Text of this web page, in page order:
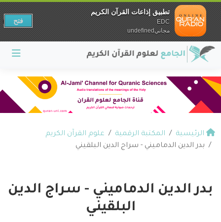
الرئيسية المكتبة الرقمية
علوم القرآن الكريم
بدر الدين الدماميني - سراج الدين البلقيني
بدر الدين الدماميني - سراج الدين
البلقيني
تطبيق إذاعات القرآن الكريم
EDC
مجانيundefined
فتح